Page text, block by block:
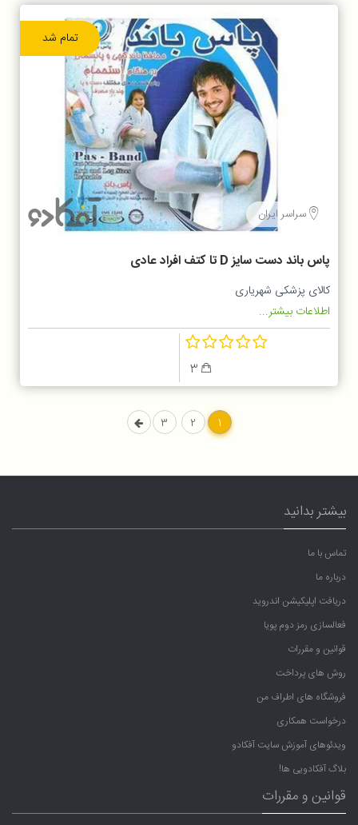
تمام شد
سراسر ایران
پاس باند دست سایز D تا کتف افراد عادی
کالای پزشکی شهریاری
اطلاعات بیشتر...
3
2
3
بیشتر بدانید
تماس با ما
درباره ما
دریافت اپلیکیشن اندروید
فعالسازی رمز دوم پویا
قوانین و مقررات
روش های پرداخت
فروشگاه های اطراف من
درخواست همکاری
ویدئوهای آموزش سایت آفکادو
بلاگ آفکادویی ها!
قوانین و مقررات